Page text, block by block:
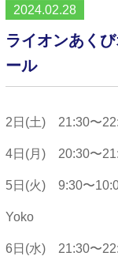
2024.02.28
ライオンあく
ール
2日(土) 21:30〜
4日(月) 20:30〜
5日(火) 9:30〜
Yoko
6日(水) 21:30〜